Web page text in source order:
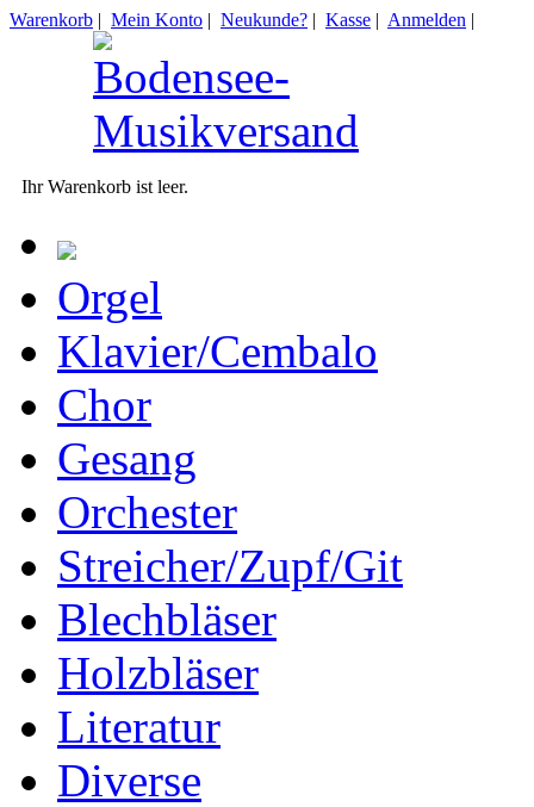
Warenkorb | Mein Konto | Neukunde? | Kasse | Anmelden |
Ihr Warenkorb ist leer.
Orgel
Klavier/Cembalo
Chor
Gesang
Orchester
Streicher/Zupf/Git
Blechbläser
Holzbläser
Literatur
Diverse